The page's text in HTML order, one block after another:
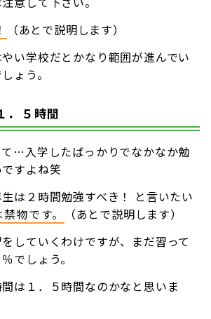
（あとで説明します）
い学校だとかなり範囲が進んでい
ょう。
．５時間
…入学したばっかりでなかなか勉
すよね笑
は２時間勉強すべき！ と言いたい
物です。
（あとで説明します）
していくわけですが、まだ習って
でしょう。
は１．５時間なのかなと思いま